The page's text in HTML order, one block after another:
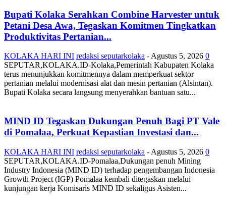
Bupati Kolaka Serahkan Combine Harvester untuk
Petani Desa Awa, Tegaskan Komitmen Tingkatkan
Produktivitas Pertanian...
KOLAKA HARI INI redaksi seputarkolaka - Agustus 5, 2026 0
SEPUTAR,KOLAKA.ID-Kolaka,Pemerintah Kabupaten Kolaka
terus menunjukkan komitmennya dalam memperkuat sektor
pertanian melalui modernisasi alat dan mesin pertanian (Alsintan).
Bupati Kolaka secara langsung menyerahkan bantuan satu...
MIND ID Tegaskan Dukungan Penuh Bagi PT Vale
di Pomalaa, Perkuat Kepastian Investasi dan...
KOLAKA HARI INI redaksi seputarkolaka - Agustus 5, 2026 0
SEPUTAR,KOLAKA.ID-Pomalaa,Dukungan penuh Mining
Industry Indonesia (MIND ID) terhadap pengembangan Indonesia
Growth Project (IGP) Pomalaa kembali ditegaskan melalui
kunjungan kerja Komisaris MIND ID sekaligus Asisten...